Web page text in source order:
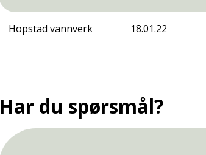
Hopstad vannverk 18.01.22
Har du spørsmål?